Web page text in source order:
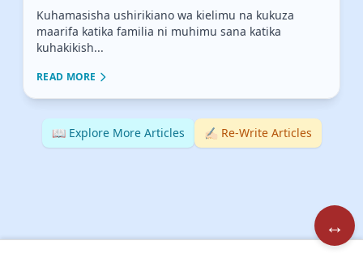
↔️
Kuhamasisha ushirikiano wa kielimu na kukuza
maarifa katika familia ni muhimu sana katika
kuhakikish...
READ MORE
📖 Explore More Articles ✍🏻 Re-Write Articles